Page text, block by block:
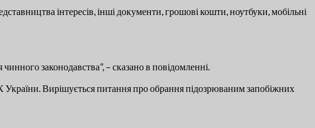
інтересів, інші документи, грошові кошти, ноутбуки, мобільні
законодавства”, – сказано в повідомленні.
України. Вирішується питання про обрання підозрюваним запобіжних